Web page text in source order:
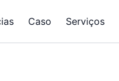
Caso Serviços